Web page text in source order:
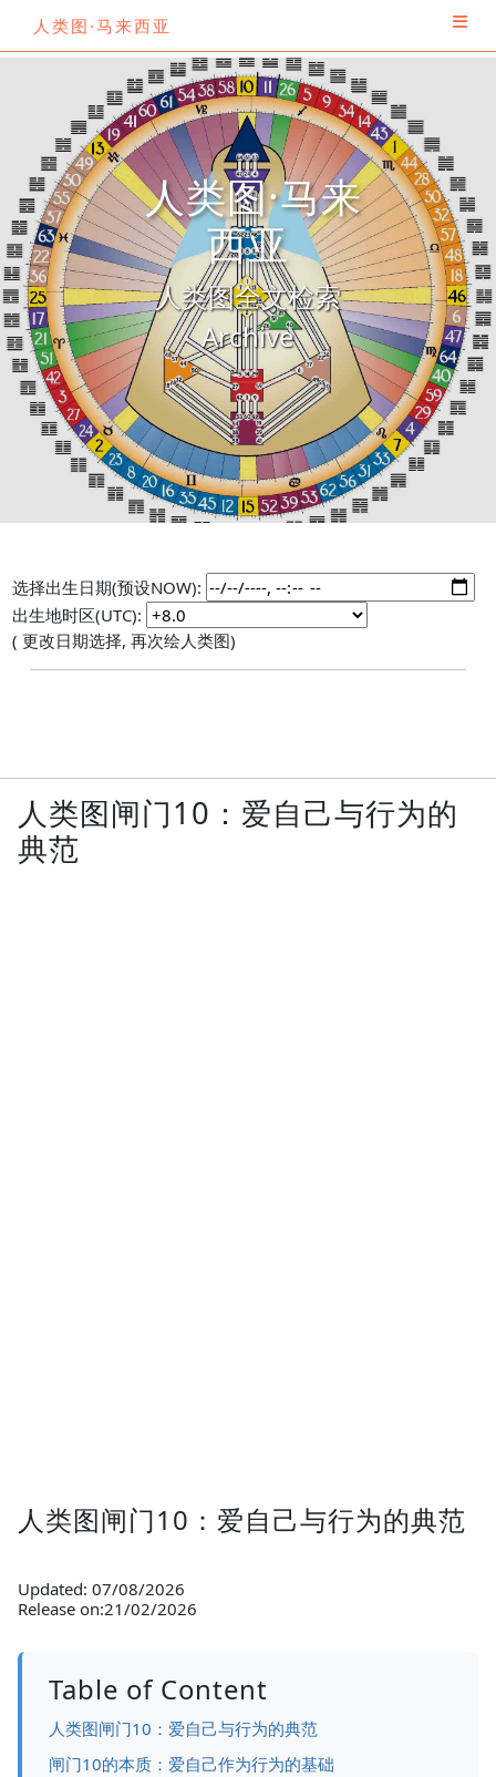
人类图·马来西亚
人类图·马来
西亚
人类图全文检索
Archive
选择出生日期(预设NOW):
出生地时区(UTC):
( 更改日期选择, 再次绘人类图)
人类图闸门10：爱自己与行为的
典范
人类图闸门10：爱自己与行为的典范
Updated: 07/08/2026
Release on:21/02/2026
Table of Content
人类图闸门10：爱自己与行为的典范
闸门10的本质：爱自己作为行为的基础